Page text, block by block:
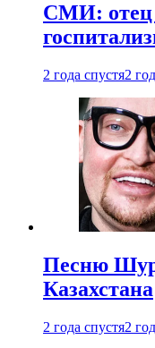
СМИ: отец
2 года спустя2
Песню
Казахстана
2 года спустя2